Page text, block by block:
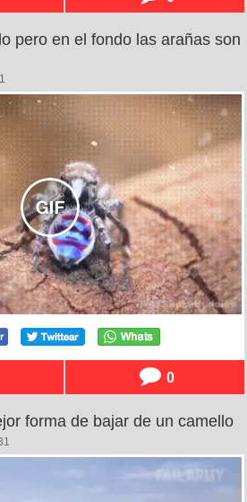
pero en el fondo las arañas son
0
forma de bajar de un camello